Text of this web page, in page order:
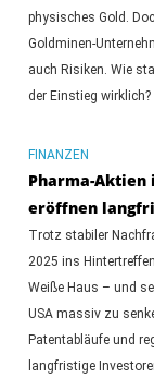
physisches Gold.
Goldminen-
auch Risiken. Wie
der Einstieg wirklich?
FINANZEN
Pharma-Aktien
eröffnen
Trotz stabiler
2025 ins
Weiße Haus – und
USA massiv zu
Patentabläufe und
langfristige